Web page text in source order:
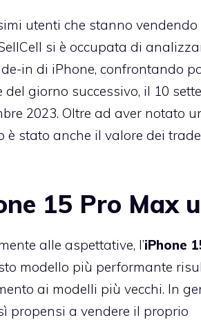
utenti che stanno vendendo
si è occupata di
in di iPhone, confrontando
giorno successivo, il 10
2023. Oltre ad aver notato
è stato anche il valore dei
15 Pro Max
alle aspettative, l’iPhone
modello più performante
ai modelli più vecchi. In
propensi a vendere il proprio